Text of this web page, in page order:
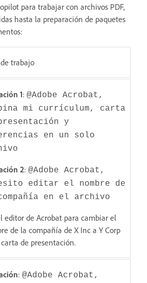
para trabajar con archivos PDF,
hasta la preparación de paquetes
trabajo
1: @Adobe Acrobat,
mi currículum, carta
y
en un solo
2: @Adobe Acrobat,
editar el nombre de
en el archivo
editor de Acrobat para cambiar el
de la compañía de X Inc a Y Corp
de presentación.
: @Adobe Acrobat,